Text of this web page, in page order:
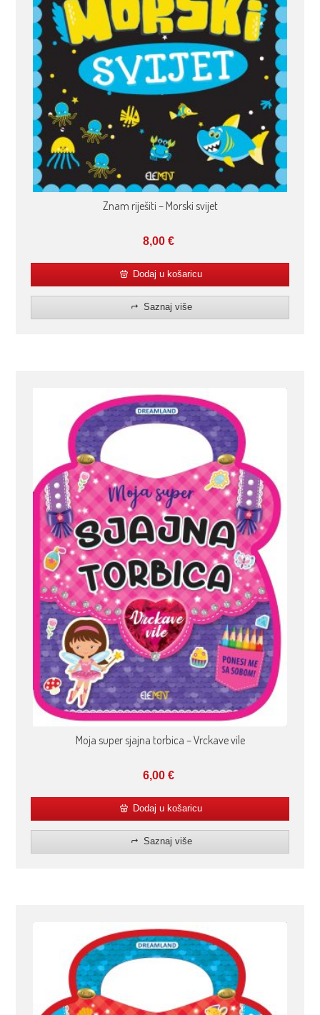
Znam riješiti – Morski svijet
8,00€
Dodaj u košaricu
Saznaj više
Moja super sjajna torbica – Vrckave vile
6,00€
Dodaj u košaricu
Saznaj više